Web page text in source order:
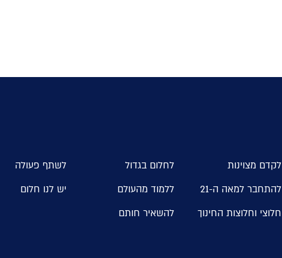
לקדם מצוינות לחלום בגדול
לשתף פעולה
להתחבר למאה ה-21 ללמוד מהעולם
יש לנו חלום
חלוצי וחלוצות החינוך להשאיר חותם